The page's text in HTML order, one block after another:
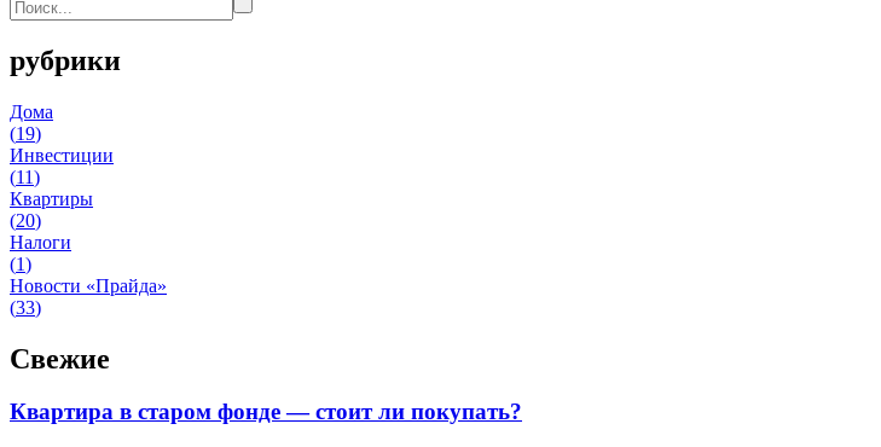
рубрики
Дома
(19)
Инвестиции
(11)
Квартиры
(20)
Налоги
(1)
Новости «Прайда»
(33)
Свежие
Квартира в старом фонде — стоит ли покупать?